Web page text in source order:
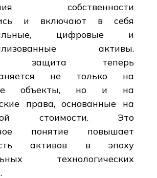
собственности
и включают в себя
цифровые и
активы.
защита теперь
не только на
объекты, но и на
права, основанные на
стоимости. Это
понятие повышает
активов в эпоху
технологических